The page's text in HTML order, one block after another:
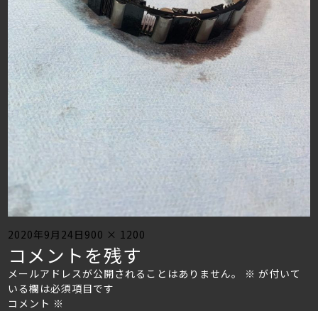
Posted
on
2020年9月24日 Full
size
900 × 1200
コメントを残す
メールアドレスが公開されることはありません。 ※ が付いて
いる欄は必須項目です
コメント ※